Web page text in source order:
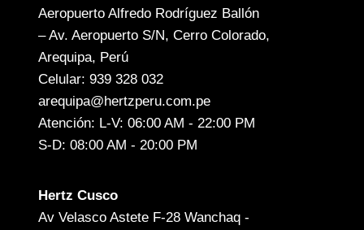
Aeropuerto Alfredo Rodríguez Ballón
– Av. Aeropuerto S/N, Cerro Colorado,
Arequipa, Perú
Celular: 939 328 032
arequipa@hertzperu.com.pe
Atención: L-V: 06:00 AM - 22:00 PM
S-D: 08:00 AM - 20:00 PM
Hertz Cusco
Av Velasco Astete F-28 Wanchaq -